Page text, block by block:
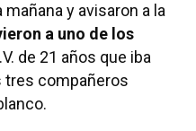
y avisaron a la
a uno de los
de 21 años que iba
tres compañeros